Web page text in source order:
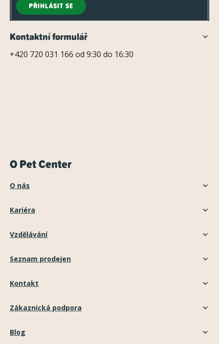
PŘIHLÁSIT SE
Kontaktní formulář
+420 720 031 166 od 9:30 do 16:30
O Pet Center
O nás
Kariéra
Vzdělávání
Seznam prodejen
Kontakt
Zákaznická podpora
Blog